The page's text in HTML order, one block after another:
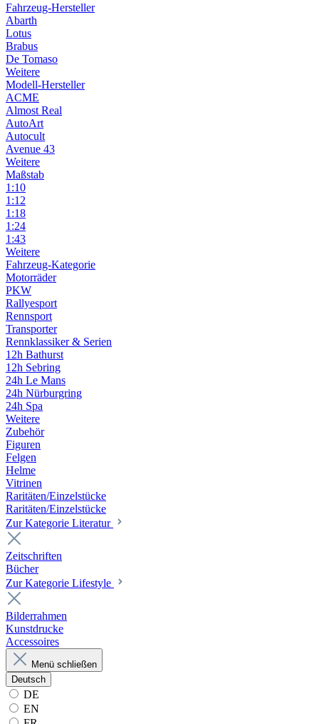
Fahrzeug-Hersteller
Abarth
Lotus
Brabus
De Tomaso
Weitere
Modell-Hersteller
ACME
Almost Real
AutoArt
Autocult
Avenue 43
Weitere
Maßstab
1:10
1:12
1:18
1:24
1:43
Weitere
Fahrzeug-Kategorie
Motorräder
PKW
Rallyesport
Rennsport
Transporter
Rennklassiker & Serien
12h Bathurst
12h Sebring
24h Le Mans
24h Nürburgring
24h Spa
Weitere
Zubehör
Figuren
Felgen
Helme
Vitrinen
Raritäten/Einzelstücke
Raritäten/Einzelstücke
Zur Kategorie Literatur
Zeitschriften
Bücher
Zur Kategorie Lifestyle
Bilderrahmen
Kunstdrucke
Accessoires
Menü schließen
Deutsch
DE
EN